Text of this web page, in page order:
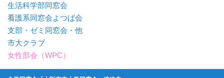
生活科学部同窓会
看護系同窓会よつば会
支部・ゼミ同窓会・他
市大クラブ
女性部会（WPC）